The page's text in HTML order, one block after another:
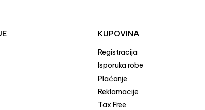
KUPOVINA
Registracija
Isporuka robe
Plaćanje
Reklamacije
Tax Free